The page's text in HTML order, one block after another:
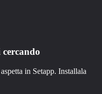
in Setapp. Installala